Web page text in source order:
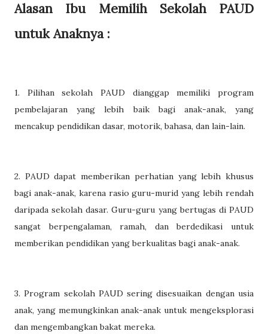
Alasan Ibu Memilih Sekolah PAUD
untuk Anaknya :
1. Pilihan sekolah PAUD dianggap memiliki program
pembelajaran yang lebih baik bagi anak-anak, yang
mencakup pendidikan dasar, motorik, bahasa, dan lain-lain.
2. PAUD dapat memberikan perhatian yang lebih khusus
bagi anak-anak, karena rasio guru-murid yang lebih rendah
daripada sekolah dasar. Guru-guru yang bertugas di PAUD
sangat berpengalaman, ramah, dan berdedikasi untuk
memberikan pendidikan yang berkualitas bagi anak-anak.
3. Program sekolah PAUD sering disesuaikan dengan usia
anak, yang memungkinkan anak-anak untuk mengeksplorasi
dan mengembangkan bakat mereka.